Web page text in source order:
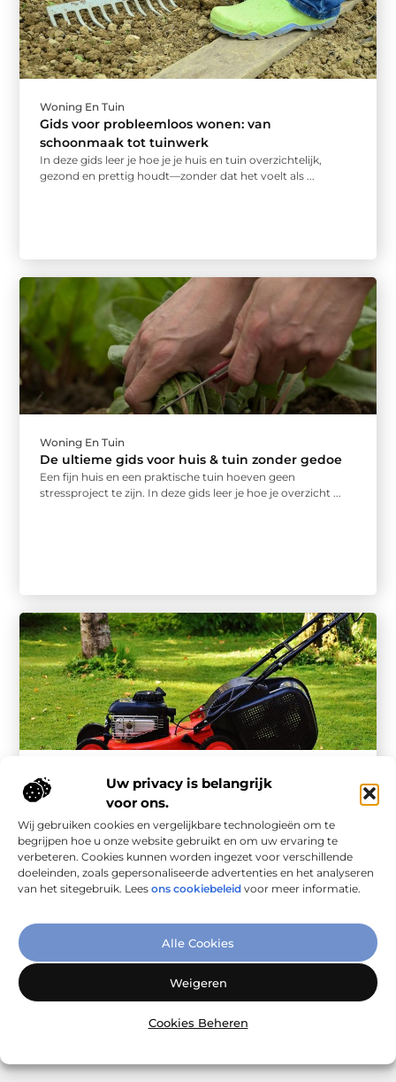
Uw privacy is belangrijk
voor ons.
Wij gebruiken cookies en vergelijkbare technologieën om te
begrijpen hoe u onze website gebruikt en om uw ervaring te
verbeteren. Cookies kunnen worden ingezet voor verschillende
doeleinden, zoals gepersonaliseerde advertenties en het analyseren
van het sitegebruik. Lees ons cookiebeleid voor meer informatie.
Alle Cookies
Weigeren
Cookies Beheren
Woning En Tuin
Gids voor probleemloos wonen: van
schoonmaak tot tuinwerk
In deze gids leer je hoe je je huis en tuin overzichtelijk,
gezond en prettig houdt—zonder dat het voelt als ...
Woning En Tuin
De ultieme gids voor huis & tuin zonder gedoe
Een fijn huis en een praktische tuin hoeven geen
stressproject te zijn. In deze gids leer je hoe je overzicht ...
Woning En Tuin
Praktische gids voor huis & tuin met slimme
In deze gids leer je hoe je met eenvoudige, herhaalbare
routines rust en overzicht creëert in huis én tuin, zonder ...